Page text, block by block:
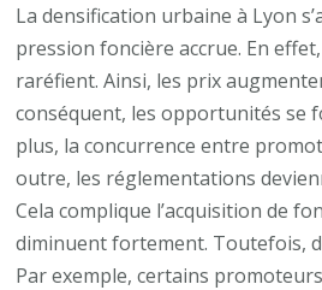
?
La densification urbaine à Lyon
pression foncière accrue. En
raréfient. Ainsi, les prix
conséquent, les opportunités se
plus, la concurrence entre
outre, les réglementations
Cela complique l’acquisition de
diminuent fortement. Toutefois,
Par exemple, certains